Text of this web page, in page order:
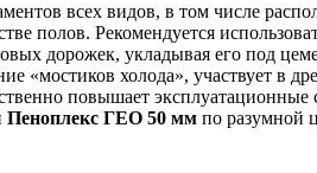
всех видов, в том числе
полов. Рекомендуется
дорожек, укладывая его под
«мостиков холода», участвует в
повышает эксплуатационные
Пеноплекс ГЕО 50 мм по разумной